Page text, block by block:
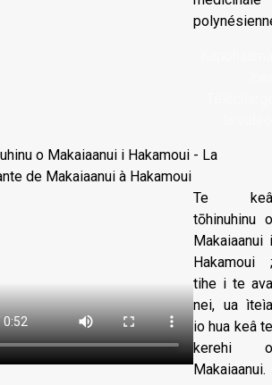
o Makaiaanui i Hakamoui - La
de Makaiaanui à Hakamoui
Te keâ
tōhinuhinu o
Makaiaanui i
Hakamoui ;
tihe i te ava
nei, ua ìteìa
io hua keâ te
kerehi o
Makaiaanui.